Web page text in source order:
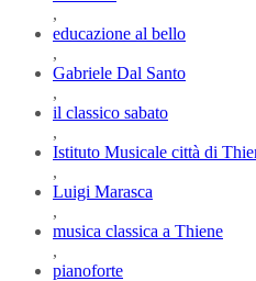
,
educazione al bello
,
Gabriele Dal Santo
,
il classico sabato
,
Istituto Musicale città di
,
Luigi Marasca
,
musica classica a Thiene
,
pianoforte